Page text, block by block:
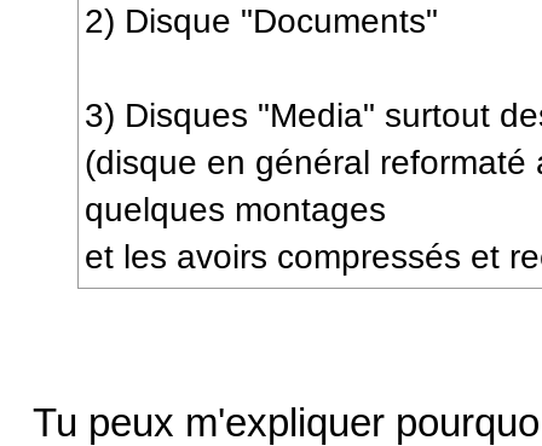
2) Disque "Documents"
3) Disques "Media" surtout
(disque en général reformaté
quelques montages
et les avoirs compressés et
Tu peux m'expliquer